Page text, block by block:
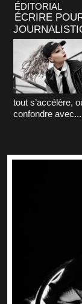
ÉDITORIAL
ÉCRIRE
tout s’accélère,
confondre avec...